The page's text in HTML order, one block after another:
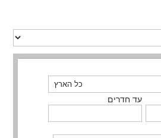
עד חדרים